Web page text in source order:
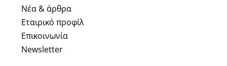
Νέα & άρθρα
Εταιρικό προφίλ
Επικοινωνία
Newsletter